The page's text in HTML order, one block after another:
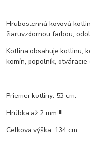
Hrubostenná kovová
žiaruvzdornou farbou,
Kotlina obsahuje kotlinu,
komín, popolník,
Priemer kotliny: 53 cm.
Hrúbka až 2 mm !!!
Celková výška: 134 cm.